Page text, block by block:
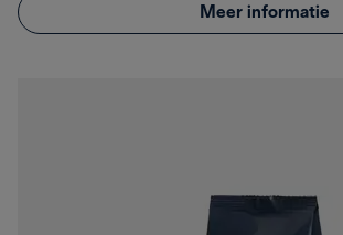
Meer informatie